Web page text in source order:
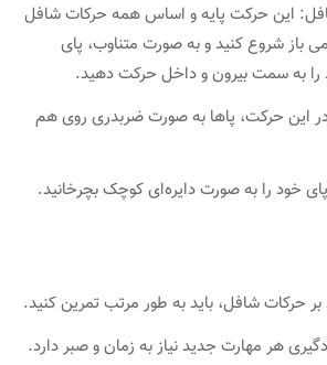
این حرکت پایه و اساس همه حرکات شافل
باز شروع کنید و به صورت متناوب، پای
به سمت بیرون و داخل حرکت دهید.
این حرکت، پاها به صورت ضربدری روی هم
خود را به صورت دایره‌ای کوچک بچرخانید.
بر حرکات شافل، باید به طور مرتب تمرین کنید.
هر مهارت جدید نیاز به زمان و صبر دارد.